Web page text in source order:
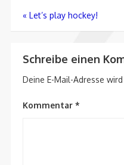
« Let’s play hockey!
Schreibe einen
Deine E-Mail-Adresse
Kommentar *